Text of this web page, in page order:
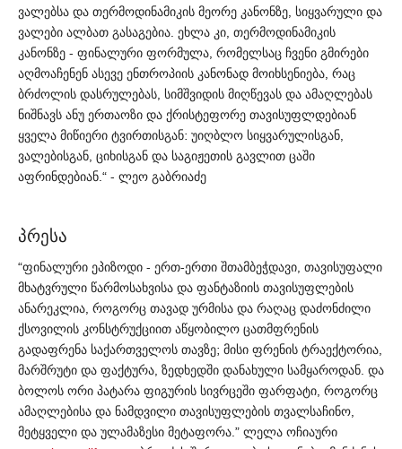
ვალებსა და თერმოდინამიკის მეორე კანონზე, სიყვარული და
ვალები ალბათ გასაგებია. ეხლა კი, თერმოდინამიკის
კანონზე - ფინალური ფორმულა, რომელსაც ჩვენი გმირები
აღმოაჩენენ ასევე ენთროპიის კანონად მოიხსენიება, რაც
ბრძოლის დასრულებას, სიმშვიდის მიღწევას და ამაღლებას
ნიშნავს ანუ ერთაოზი და ქრისტეფორე თავისუფლდებიან
ყველა მიწიერი ტვირთისგან: უიღბლო სიყვარულისგან,
ვალებისგან, ციხისგან და საგიჟეთის გავლით ცაში
აფრინდებიან.“ - ლეო გაბრიაძე
პრესა
“ფინალური ეპიზოდი - ერთ-ერთი შთამბეჭდავი, თავისუფალი
მხატვრული წარმოსახვისა და ფანტაზიის თავისუფლების
ანარეკლია, როგორც თავად ურმისა და რაღაც დაძონძილი
ქსოვილის კონსტრუქციით აწყობილო ცათმფრენის
გადაფრენა საქართველოს თავზე; მისი ფრენის ტრაექტორია,
მარშრუტი და ფაქტურა, ზედხედში დანახული სამყაროდან. და
ბოლოს ორი პატარა ფიგურის სივრცეში ფარფატი, როგორც
ამაღლებისა და ნამდვილი თავისუფლების თვალსაჩინო,
მეტყველი და ულამაზესი მეტაფორა.” ლელა ოჩიაური